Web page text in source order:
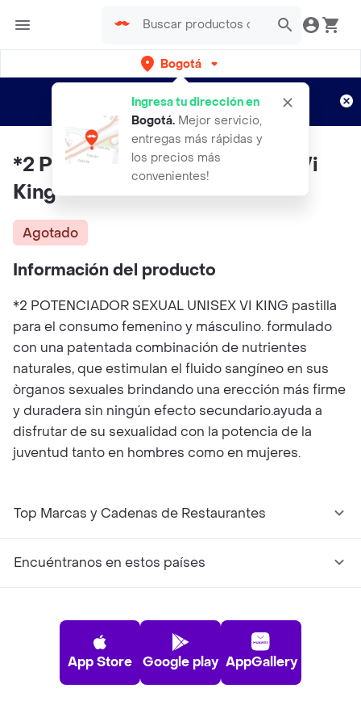
Bogotá
Ingresa tu dirección en
Bogotá. Mejor servicio,
entregas más rápidas y
los precios más
convenientes!
envíos gratis por semanas
Aplican TyC
*2 Potenciador Sexual Unisex Vi
King
Agotado
Información del producto
*2 POTENCIADOR SEXUAL UNISEX VI KING pastilla
para el consumo femenino y másculino. formulado
con una patentada combinación de nutrientes
naturales, que estimulan el fluido sangíneo en sus
òrganos sexuales brindando una erección más firme
y duradera sin ningún efecto secundario.ayuda a
disfrutar de su sexualidad con la potencia de la
juventud tanto en hombres como en mujeres.
Top Marcas y Cadenas de Restaurantes
Encuéntranos en estos países
App Store Google play AppGallery